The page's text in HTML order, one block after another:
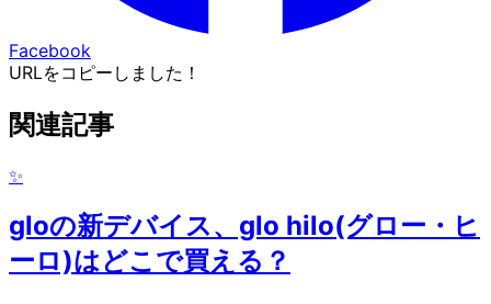
Facebook
URLをコピーしました！
関連記事
✨
gloの新デバイス、glo hilo(グロー・ヒ
ーロ)はどこで買える？